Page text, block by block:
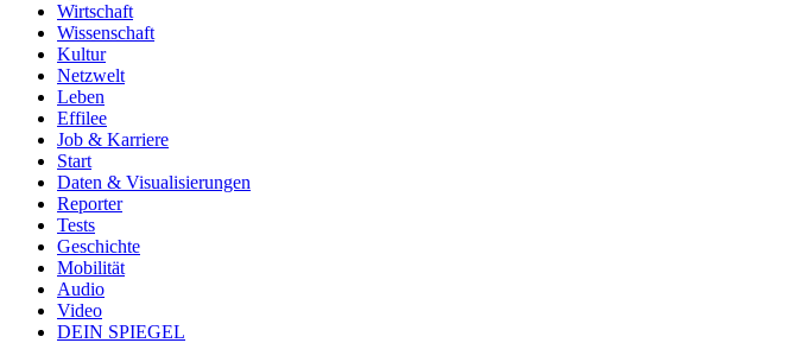
Wirtschaft
Wissenschaft
Kultur
Netzwelt
Leben
Effilee
Job & Karriere
Start
Daten & Visualisierungen
Reporter
Tests
Geschichte
Mobilität
Audio
Video
DEIN SPIEGEL